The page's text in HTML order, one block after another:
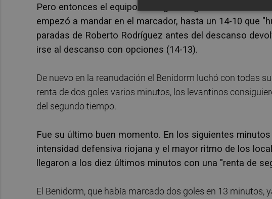
Pero entonces el equipo de Miguel Ángel Velasco le dio
empezó a mandar en el marcador, hasta un 14-10 que
paradas de Roberto Rodríguez antes del descanso
irse al descanso con opciones (14-13).
De nuevo en la reanudación el Benidorm luchó con todas
renta de dos goles varios minutos, los levantinos
del segundo tiempo.
Fue su último buen momento. En los siguientes
intensidad defensiva riojana y el mayor ritmo de los
llegaron a los diez últimos minutos con una "renta de
El Benidorm, que había marcado dos goles en 13 minutos,